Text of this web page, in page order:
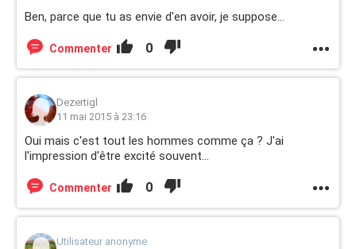
Ben, parce que tu as envie d'en avoir, je suppose...
Commenter 0
Dezertigl
11 mai 2015 à 23:16
Oui mais c'est tout les hommes comme ça ? J'ai
l'impression d'être excité souvent...
Commenter 0
Utilisateur anonyme